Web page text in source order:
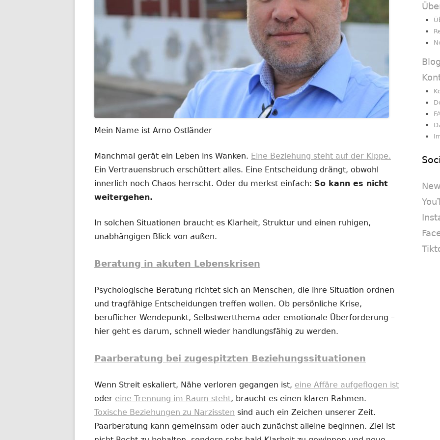
Mein Name ist Arno Ostländer
Manchmal gerät ein Leben ins Wanken. Eine Beziehung steht auf der Kippe.
Ein Vertrauensbruch erschüttert alles. Eine Entscheidung drängt, obwohl
innerlich noch Chaos herrscht. Oder du merkst einfach: So kann es nicht
weitergehen.
In solchen Situationen braucht es Klarheit, Struktur und einen ruhigen,
unabhängigen Blick von außen.
Beratung in akuten Lebenskrisen
Psychologische Beratung richtet sich an Menschen, die ihre Situation ordnen
und tragfähige Entscheidungen treffen wollen. Ob persönliche Krise,
beruflicher Wendepunkt, Selbstwertthema oder emotionale Überforderung –
hier geht es darum, schnell wieder handlungsfähig zu werden.
Paarberatung bei zugespitzten Beziehungssituationen
Wenn Streit eskaliert, Nähe verloren gegangen ist, eine Affäre aufgeflogen ist
oder eine Trennung im Raum steht, braucht es einen klaren Rahmen.
Toxische Beziehungen zu Narzissten sind auch ein Zeichen unserer Zeit.
Paarberatung kann gemeinsam oder auch zunächst alleine beginnen. Ziel ist
Blog